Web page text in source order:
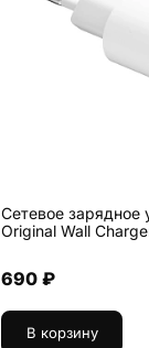
Сетевое зарядное
Original Wall
690 ₽
В корзину